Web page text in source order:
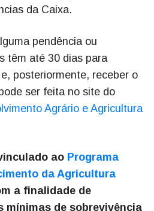
da Caixa.
pendência ou
têm até 30 dias para
posteriormente, receber o
ser feita no site do
Agrário e Agricultura
ao Programa
da Agricultura
a finalidade de
mínimas de sobrevivência